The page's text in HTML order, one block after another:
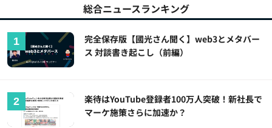
総合ニュースランキング
完全保存版【國光さん聞く】web3とメタバー
ス 対談書き起こし（前編）
楽待はYouTube登録者100万人突破！新社長で
マーケ施策さらに加速か？